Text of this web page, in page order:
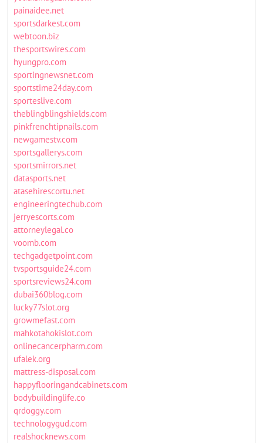
painaidee.net
sportsdarkest.com
webtoon.biz
thesportswires.com
hyungpro.com
sportingnewsnet.com
sportstime24day.com
sporteslive.com
theblingblingshields.com
pinkfrenchtipnails.com
newgamestv.com
sportsgallerys.com
sportsmirrors.net
datasports.net
atasehirescortu.net
engineeringtechub.com
jerryescorts.com
attorneylegal.co
voomb.com
techgadgetpoint.com
tvsportsguide24.com
sportsreviews24.com
dubai360blog.com
lucky77slot.org
growmefast.com
mahkotahokislot.com
onlinecancerpharm.com
ufalek.org
mattress-disposal.com
happyflooringandcabinets.com
bodybuildinglife.co
qrdoggy.com
technologygud.com
realshocknews.com